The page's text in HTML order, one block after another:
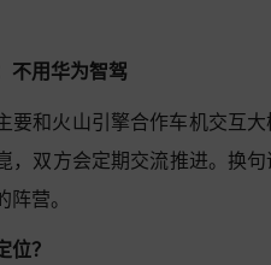
不用华为智驾
要和火山引擎合作车机交互
，双方会定期交流推进。换
营。
？